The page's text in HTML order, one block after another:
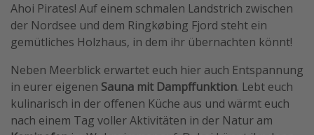
Weitere Themen
Reise Journal
Familienurlaub in der Türkei
Rundreisen in Thailand
Bahnreisen in der Schweiz
Ahoi Pirates! Auf einem schmalen Landstrich zwischen
der Nordsee und dem Ringkøbing Fjord steht ein
gemütliches Holzhaus, in dem ihr übernachten könnt!
Neben Meerblick erwartet euch hier auch Entspannung
in eurer eigenen Sauna mit Dampffunktion. Lebt euch
kulinarisch in der offenen Küche aus und wärmt euch
nach einem Tag voller Aktivitäten in der Natur am